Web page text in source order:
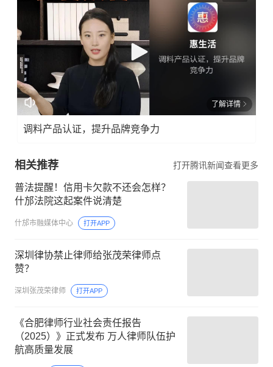
了解详情
调料产品认证，提升品牌竞争力
相关推荐 打开腾讯新闻查看更多
普法提醒！信用卡欠款不还会怎样？
什邡法院这起案件说清楚
什邡市融媒体中心 打开APP
深圳律协禁止律师给张茂荣律师点
赞？
深圳张茂荣律师 打开APP
《合肥律师行业社会责任报告
（2025）》正式发布 万人律师队伍护
航高质量发展